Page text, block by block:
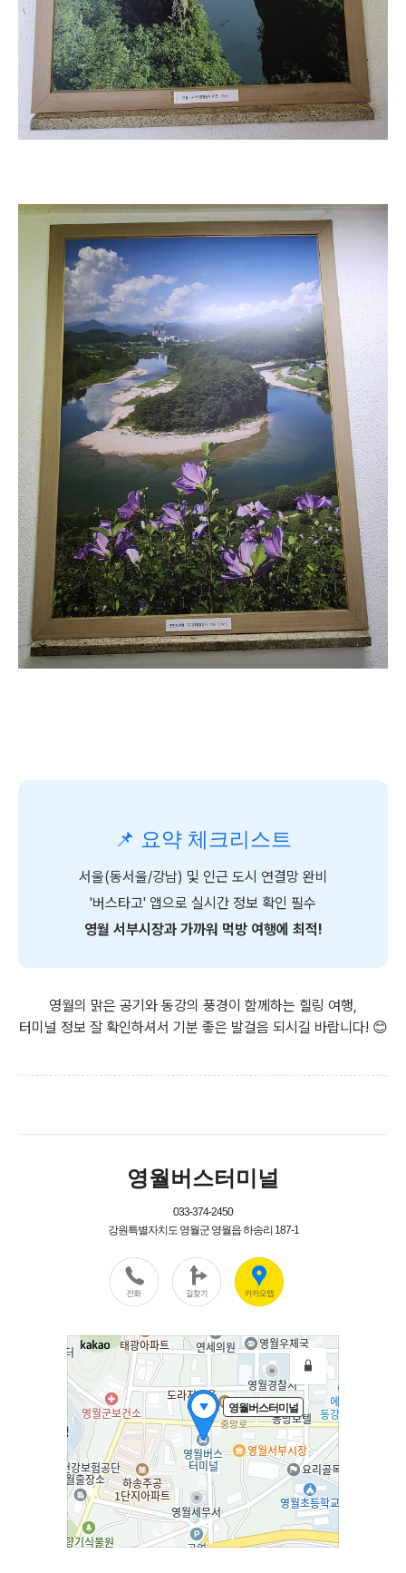
📌 요약 체크리스트
서울(동서울/강남) 및 인근 도시 연결망 완비
'버스타고' 앱으로 실시간 정보 확인 필수
영월 서부시장과 가까워 먹방 여행에 최적!
영월의 맑은 공기와 동강의 풍경이 함께하는 힐링 여행,
터미널 정보 잘 확인하셔서 기분 좋은 발걸음 되시길 바랍니다! 😊